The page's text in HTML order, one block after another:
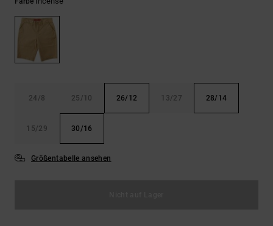
24/8 25/10 26/12 13/27 28/14
15/29 30/16
Größentabelle ansehen